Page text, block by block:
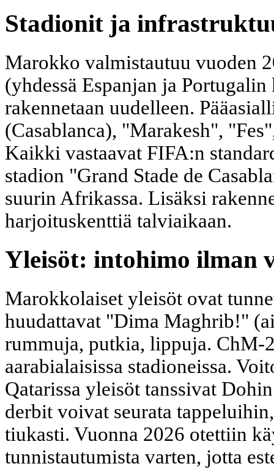
Stadionit ja
Marokko valmistautuu vuoden
(yhdessä Espanjan ja
rakennetaan uudelleen.
(Casablanca), "Marakesh",
Kaikki vastaavat FIFA:n
stadion "Grand Stade de
suurin Afrikassa. Lisäksi
harjoituskenttiä talviaikaan.
Yleisöt: intohimo ilman
Marokkolaiset yleisöt ovat
huudattavat "Dima Maghrib!"
rummuja, putkia, lippuja. ChM-
aarabialaisissa stadioneissa.
Qatarissa yleisöt tanssivat
derbit voivat seurata
tiukasti. Vuonna 2026 otettiin
tunnistautumista varten, jotta